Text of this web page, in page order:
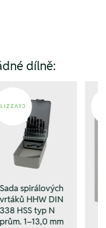
dílně:
Sada spirálových
vrtáků HHW DIN
338 HSS typ N
prům. 1–13,0 mm